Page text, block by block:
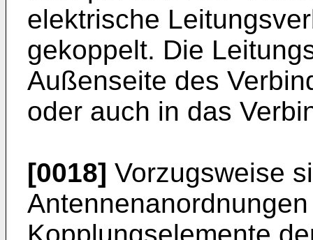
elektrische
gekoppelt. Die
Außenseite des
oder auch in das
[0018] Vorzugsweise